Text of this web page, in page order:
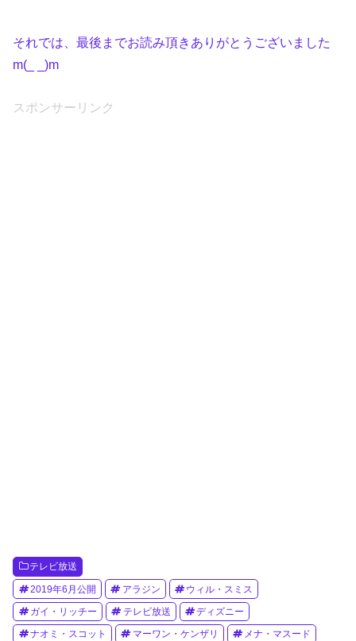
それでは、最後までお読み頂きありがとうございました
m(_ _)m
スポンサーリンク
テレビ放送
2019年6月公開 アラジン ウィル・スミス
ガイ・リッチー テレビ放送 ディズニー
ナオミ・スコット マーワン・ケンザリ メナ・マスード